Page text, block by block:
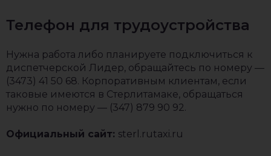
Телефон для трудоустройства
Нужна работа либо планируете подключиться к
диспетчерской Лидер, обращайтесь по номеру —
(3473) 41 50 68. Корпоративным клиентам, если
таковые имеются в Стерлитамаке, обращаться
нужно по номеру — (347) 879 90 92.
Официальный сайт: sterl.rutaxi.ru